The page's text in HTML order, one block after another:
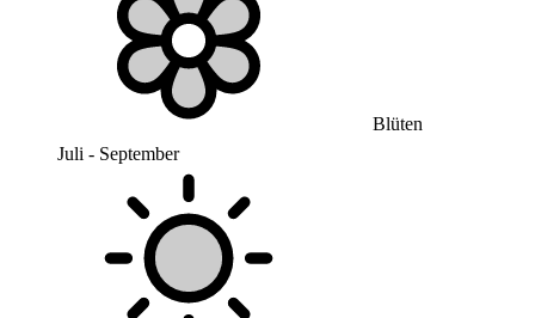
Blüten
Juli - September